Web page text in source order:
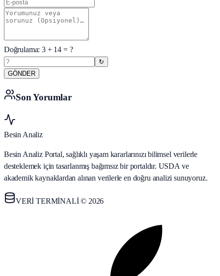
Doğrulama:3+ 14 = ?
↻
GÖNDER
Son Yorumlar
Besin Analiz
Besin Analiz Portal, sağlıklı yaşam kararlarınızı bilimsel verilerle
desteklemek için tasarlanmış bağımsız bir portaldır. USDA ve
akademik kaynaklardan alınan verilerle en doğru analizi sunuyoruz.
VERİ TERMİNALİ © 2026